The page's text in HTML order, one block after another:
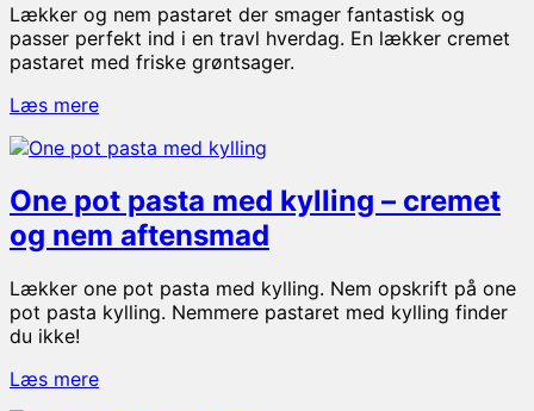
Lækker og nem pastaret der smager fantastisk og
passer perfekt ind i en travl hverdag. En lækker cremet
pastaret med friske grøntsager.
Læs mereOne
pasta
kylling
og
broccoli
One pot pasta med kylling – cremet
og nem aftensmad
Lækker one pot pasta med kylling. Nem opskrift på one
pot pasta kylling. Nemmere pastaret med kylling finder
du ikke!
Læs mereOne